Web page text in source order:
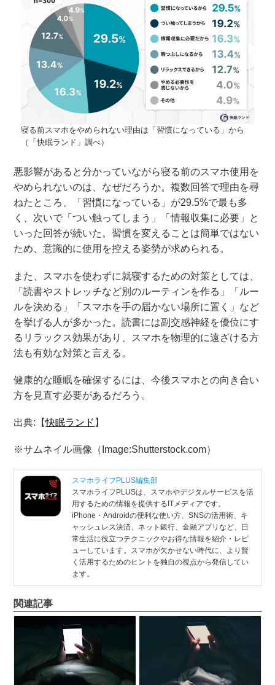
寝る前スマホをやめられない理由は「習慣になっている」から
（「快眠ランド」調べ）
悪影響があると分かっていながら寝る前のスマホ使用を
やめられないのは、なぜだろうか。複数回答で理由を尋
ねたところ、「習慣になっている」が29.5%で最も多
く、次いで「つい触ってしまう」「情報収集に必要」と
いった回答が続いた。習慣を変えることは簡単ではない
ため、意識的に使用を控える姿勢が求められる。
また、スマホを使わずに就寝するための対策としては、
「読書やストレッチなど別のルーティンを作る」「ルー
ルを決める」「スマホを手の届かない場所に置く」など
を挙げる人が多かった。読書には副交感神経を優位にす
るリラックス効果があり、スマホを物理的に遠ざける方
法も有効な対策と言える。
健康的な睡眠を確保するには、今後スマホとの向き合い
方を見直す必要があるだろう。
出典:【快眠ランド 】
※サムネイル画像（Image:Shutterstock.com）
スマホライフPLUS編集部
スマホライフPLUSは、スマホやデジタルサービスを活
用するための情報を提供するITメディアです。
iPhone・Androidの便利な使い方、SNSの活用術、キ
ャッシュレス決済、ネット銀行、金融アプリなど、日
常生活に役立つテクニックやお得な情報を紹介・レビ
ューしています。スマホが欠かせない時代に、より賢
く活用するためのヒントを独自の視点から発信してい
ます。
関連記事